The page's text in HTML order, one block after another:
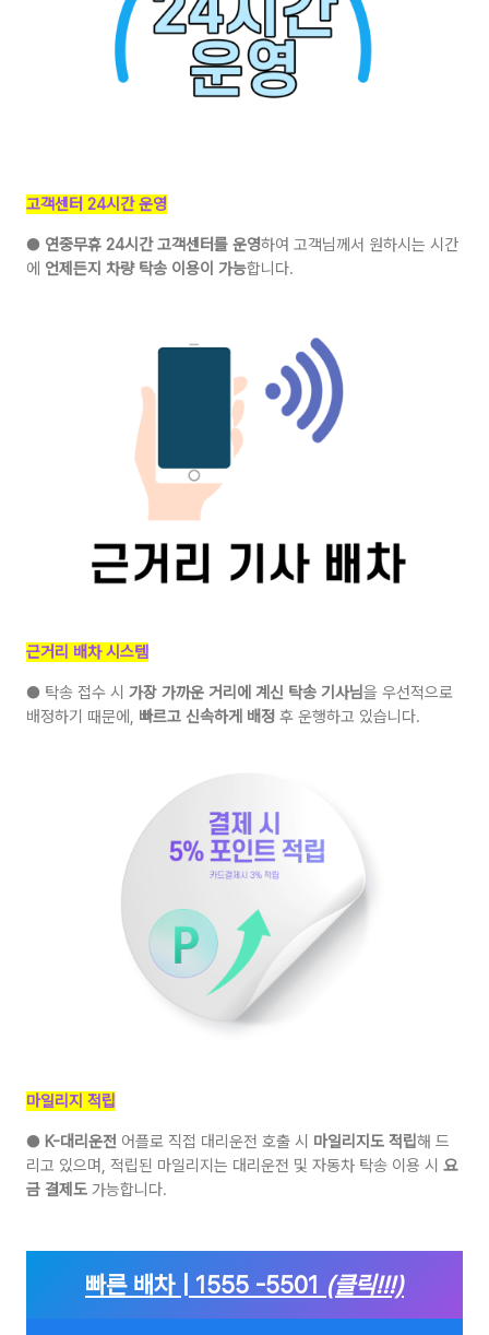
고객센터 24시간 운영
● 연중무휴 24시간 고객센터를 운영하여 고객님께서 원하시는 시간
에 언제든지 차량 탁송 이용이 가능합니다.
근거리 배차 시스템
● 탁송 접수 시 가장 가까운 거리에 계신 탁송 기사님을 우선적으로
배정하기 때문에, 빠르고 신속하게 배정 후 운행하고 있습니다.
마일리지 적립
● K-대리운전 어플로 직접 대리운전 호출 시 마일리지도 적립해 드
리고 있으며, 적립된 마일리지는 대리운전 및 자동차 탁송 이용 시 요
금 결제도 가능합니다.
빠른 배차 | 1555 -5501 (클릭!!!)